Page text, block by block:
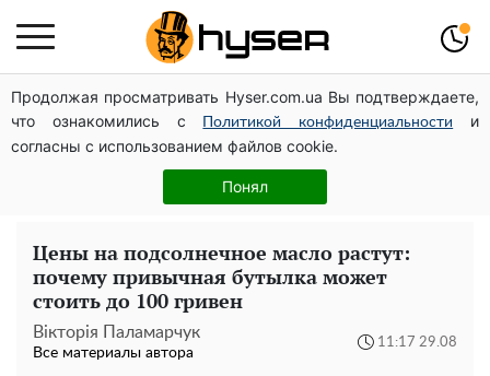
Продолжая просматривать Hyser.com.ua Вы подтверждаете,
что ознакомились с
Политикой конфиденциальности
и
согласны с использованием файлов cookie.
Понял
Полностью голая Анна Тринчер блеснула
"прелестями": таких размеров вы еще не видели
Поэтому и выглядит так молодо: 5 простых и
любимых блюд Аллы Пугачевой, о которых вы точно
Цены на подсолнечное масло растут:
почему привычная бутылка может
стоить до 100 гривен
Вікторія Паламарчук
Все материалы автора
11:17 29.08